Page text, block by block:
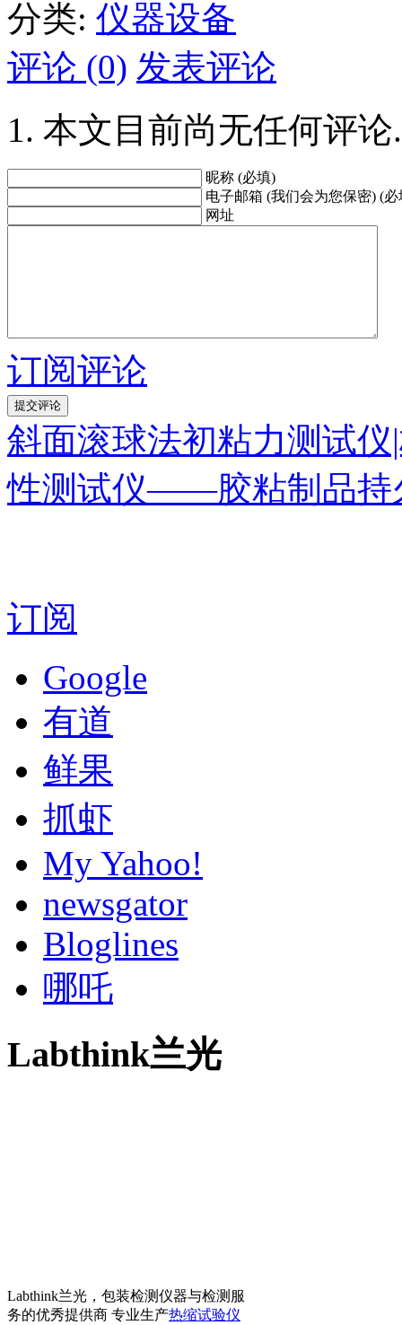
分类: 仪器设备
评论 (0) 发表评论
本文目前尚无任何评论.
昵称 (必填)
电子邮箱 (我们会为您保密) (必
网址
订阅评论
斜面滚球法初粘力测试
性测试仪——胶粘制品持
订阅
Google
有道
鲜果
抓虾
My Yahoo!
newsgator
Bloglines
哪吒
Labthink兰光
Labthink兰光，包装检测仪器与检测服
务的优秀提供商 专业生产热缩试验仪